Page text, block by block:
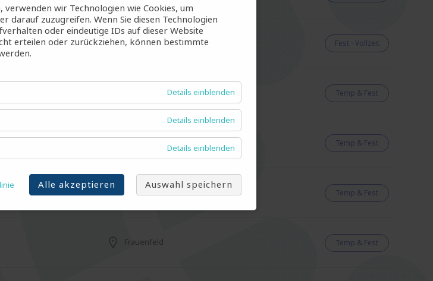
Mägenwil Fest - Vollzeit
Temp & Fest
Temp & Fest
Arbon Temp & Fest
Frauenfeld Temp & Fest
wir Technologien wie Cookies, um
zuzugreifen. Wenn Sie diesen Technologien
oder eindeutige IDs auf dieser Website
erteilen oder zurückziehen, können bestimmte
Details einblenden
Details einblenden
Details einblenden
Auswahl speichern
Alle akzeptieren